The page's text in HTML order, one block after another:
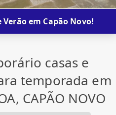
em Capão Novo!
casas e
temporada em
CAPÃO NOVO